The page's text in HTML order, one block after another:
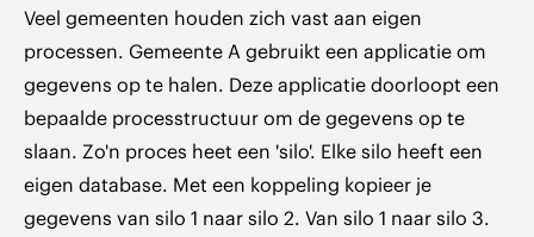
Veel gemeenten houden zi ch vast aan eigen
processen. Gemeente A gebruikt een applicatie om
gegevens op te halen. Deze applicatie doorloopt een
bepaalde processtructuur om de gegevens op te
slaan. Zo'n proces heet een 'silo'. Elke silo heeft een
eigen database. Met een koppeling kopieer je
gegevens van silo 1 naar silo 2. Van silo 1 naar silo 3.